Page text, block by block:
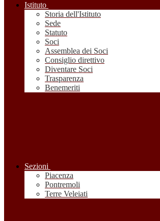
Istituto
Storia dell'Istituto
Sede
Statuto
Soci
Assemblea dei Soci
Consiglio direttivo
Diventare Soci
Trasparenza
Benemeriti
Sezioni
Piacenza
Pontremoli
Terre Veleiati